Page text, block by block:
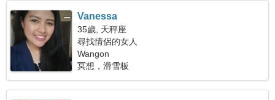
Vanessa
35歲, 天秤座
尋找情侶的女人
Wangon
冥想，滑雪板